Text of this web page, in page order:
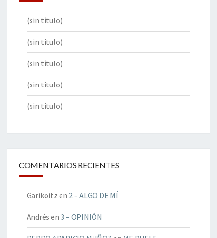
(sin título)
(sin título)
(sin título)
(sin título)
(sin título)
COMENTARIOS RECIENTES
Garikoitz en 2 – ALGO DE MÍ
Andrés en 3 – OPINIÓN